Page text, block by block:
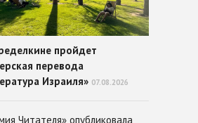
пройдет
перевода
Израиля» 07.08.2026
Читателя» опубликовала